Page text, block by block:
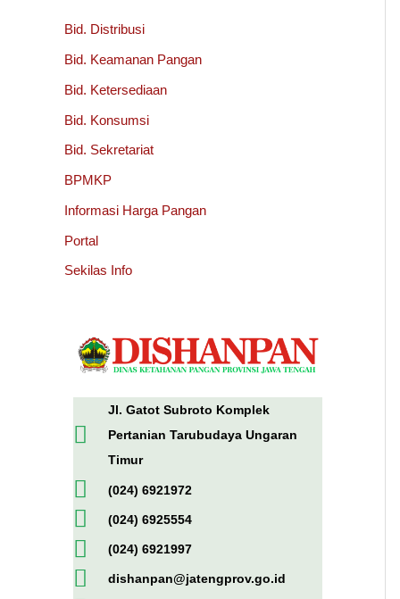
Bid. Distribusi
Bid. Keamanan Pangan
Bid. Ketersediaan
Bid. Konsumsi
Bid. Sekretariat
BPMKP
Informasi Harga Pangan
Portal
Sekilas Info
Jl. Gatot Subroto Komplek
Pertanian Tarubudaya Ungaran
Timur
(024) 6921972
(024) 6925554
(024) 6921997
dishanpan@jatengprov.go.id